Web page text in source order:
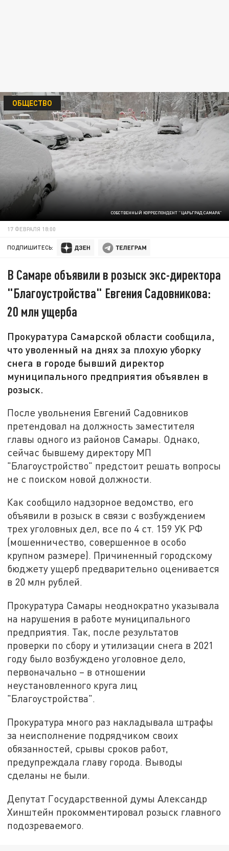
СОБСТВЕННЫЙ КОРРЕСПОНДЕНТ "ЦАРЬГРАД САМАРА"
ОБЩЕСТВО
17 ФЕВРАЛЯ 18:00
ПОДПИШИТЕСЬ:
В Самаре объявили в розыск экс-директора
"Благоустройства" Евгения Садовникова:
20 млн ущерба
Прокуратура Самарской области сообщила,
что уволенный на днях за плохую уборку
снега в городе бывший директор
муниципального предприятия объявлен в
розыск.
После увольнения Евгений Садовников
претендовал на должность заместителя
главы одного из районов Самары. Однако,
сейчас бывшему директору МП
"Благоустройство" предстоит решать вопросы
не с поиском новой должности.
Как сообщило надзорное ведомство, его
объявили в розыск в связи с возбуждением
трех уголовных дел, все по 4 ст. 159 УК РФ
(мошенничество, совершенное в особо
крупном размере). Причиненный городскому
бюджету ущерб предварительно оценивается
в 20 млн рублей.
Прокуратура Самары неоднократно указывала
на нарушения в работе муниципального
предприятия. Так, после результатов
проверки по сбору и утилизации снега в 2021
году было возбуждено уголовное дело,
первоначально – в отношении
неустановленного круга лиц
"Благоустройства".
Прокуратура много раз накладывала штрафы
за неисполнение подрядчиком своих
обязанностей, срывы сроков работ,
предупреждала главу города. Выводы
сделаны не были.
Депутат Государственной думы Александр
Хинштейн прокомментировал розыск главного
подозреваемого.